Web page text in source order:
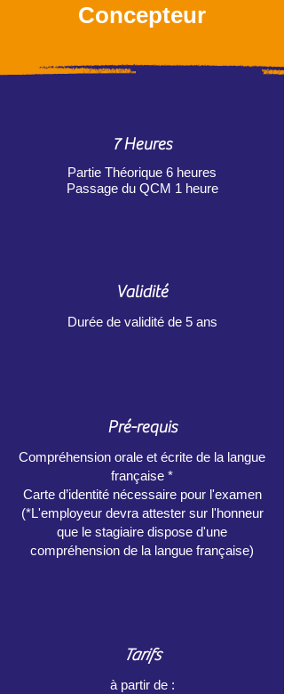
Concepteur
7 Heures
Partie Théorique 6 heures
Passage du QCM 1 heure
Validité
Durée de validité de 5 ans
Pré-requis
Compréhension orale et écrite de la langue
française *
Carte d’identité nécessaire pour l'examen
(*L'employeur devra attester sur l'honneur
que le stagiaire dispose d'une
compréhension de la langue française)
Tarifs
à partir de :